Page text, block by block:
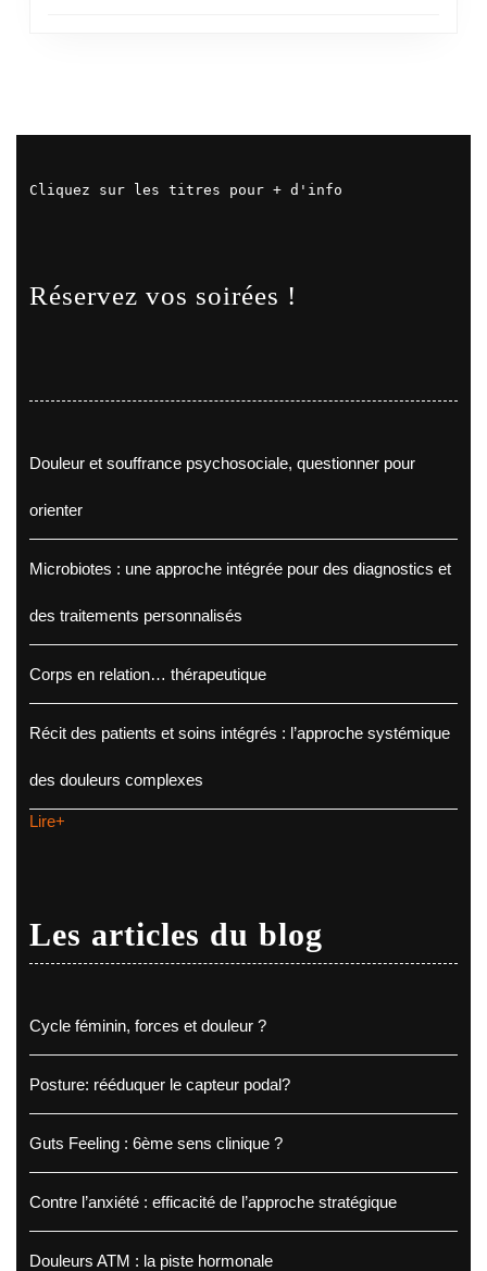
Cliquez sur les titres pour + d'info
Réservez vos soirées !
Douleur et souffrance psychosociale, questionner pour
orienter
Microbiotes : une approche intégrée pour des diagnostics et
des traitements personnalisés
Corps en relation… thérapeutique
Récit des patients et soins intégrés : l’approche systémique
des douleurs complexes
Lire+
Les articles du blog
Cycle féminin, forces et douleur ?
Posture: rééduquer le capteur podal?
Guts Feeling : 6ème sens clinique ?
Contre l’anxiété : efficacité de l’approche stratégique
Douleurs ATM : la piste hormonale